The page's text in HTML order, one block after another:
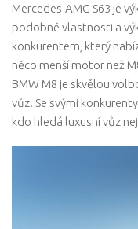
Mercedes-AMG S63 je
podobné vlastnosti a
konkurentem, který
něco menší motor než
BMW M8 je skvělou
vůz. Se svými
kdo hledá luxusní vůz